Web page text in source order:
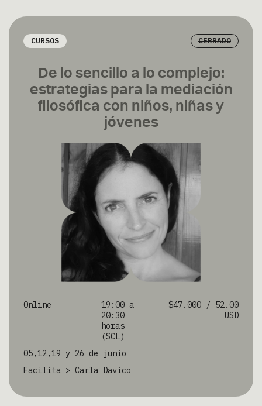
CURSOS CERRADO
De lo sencillo a lo complejo:
estrategias para la mediación
filosófica con niños, niñas y
jóvenes
Online
19:00 a
20:30
horas
(SCL)
$47.000 / 52.00
USD
05,12,19 y 26 de junio
Facilita > Carla Davico